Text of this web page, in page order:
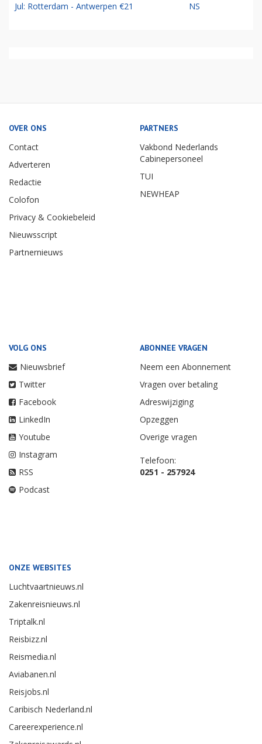
Jul: Rotterdam - Antwerpen €21 NS
OVER ONS
Contact
Adverteren
Redactie
Colofon
Privacy & Cookiebeleid
Nieuwsscript
Partnernieuws
PARTNERS
Vakbond Nederlands
Cabinepersoneel
TUI
NEWHEAP
VOLG ONS
Nieuwsbrief
Twitter
Facebook
LinkedIn
Youtube
Instagram
RSS
Podcast
ABONNEE VRAGEN
Neem een Abonnement
Vragen over betaling
Adreswijziging
Opzeggen
Overige vragen
Telefoon:
0251 - 257924
ONZE WEBSITES
Luchtvaartnieuws.nl
Zakenreisnieuws.nl
Triptalk.nl
Reisbizz.nl
Reismedia.nl
Aviabanen.nl
Reisjobs.nl
Caribisch Nederland.nl
Careerexperience.nl